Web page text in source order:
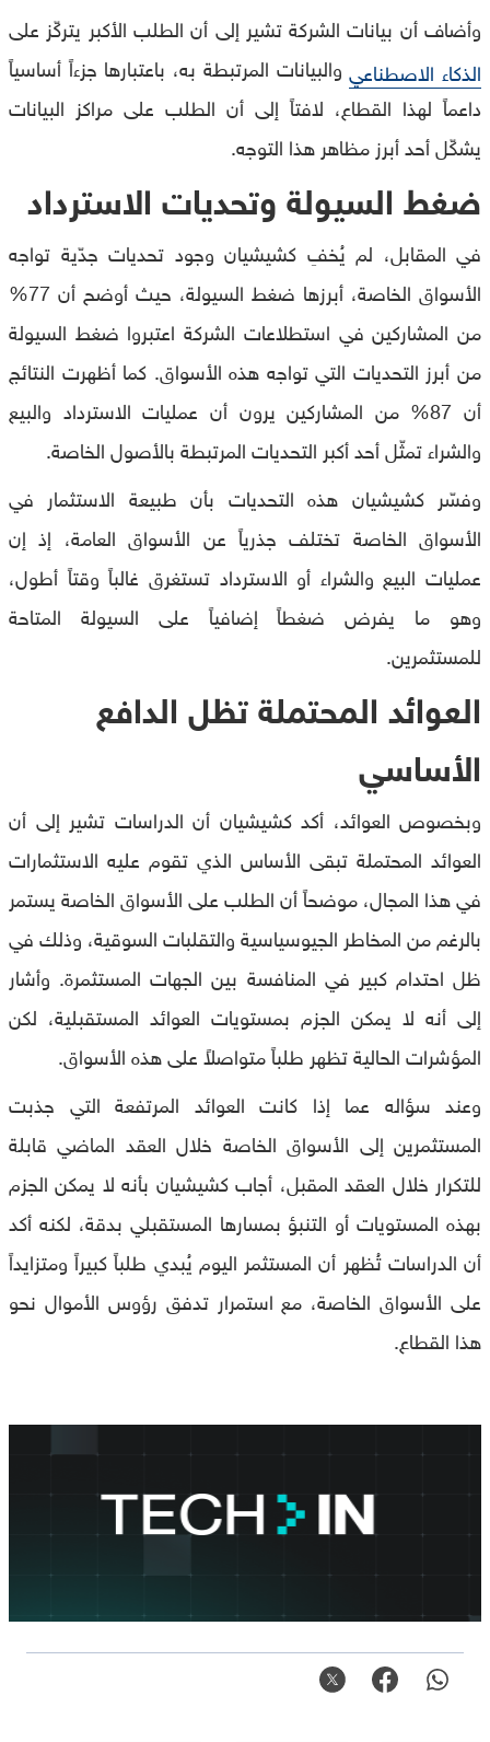
وأضاف أن بيانات الشركة تشير إلى أن الطلب الأكبر يتركّز على
الذكاء الاصطناعي والبيانات المرتبطة به، باعتبارها جزءاً أساسياً
داعماً لهذا القطاع، لافتاً إلى أن الطلب على مراكز البيانات
يشكّل أحد أبرز مظاهر هذا التوجه.
ضغط السيولة وتحديات الاسترداد
في المقابل، لم يُخفِ كشيشيان وجود تحديات جدّية تواجه
الأسواق الخاصة، أبرزها ضغط السيولة، حيث أوضح أن 77%
من المشاركين في استطلاعات الشركة اعتبروا ضغط السيولة
من أبرز التحديات التي تواجه هذه الأسواق. كما أظهرت النتائج
أن 87% من المشاركين يرون أن عمليات الاسترداد والبيع
والشراء تمثّل أحد أكبر التحديات المرتبطة بالأصول الخاصة.
وفسّر كشيشيان هذه التحديات بأن طبيعة الاستثمار في
الأسواق الخاصة تختلف جذرياً عن الأسواق العامة، إذ إن
عمليات البيع والشراء أو الاسترداد تستغرق غالباً وقتاً أطول،
وهو ما يفرض ضغطاً إضافياً على السيولة المتاحة
للمستثمرين.
العوائد المحتملة تظل الدافع
الأساسي
وبخصوص العوائد، أكد كشيشيان أن الدراسات تشير إلى أن
العوائد المحتملة تبقى الأساس الذي تقوم عليه الاستثمارات
في هذا المجال، موضحاً أن الطلب على الأسواق الخاصة يستمر
بالرغم من المخاطر الجيوسياسية والتقلبات السوقية، وذلك في
ظل احتدام كبير في المنافسة بين الجهات المستثمرة. وأشار
إلى أنه لا يمكن الجزم بمستويات العوائد المستقبلية، لكن
المؤشرات الحالية تظهر طلباً متواصلاً على هذه الأسواق.
وعند سؤاله عما إذا كانت العوائد المرتفعة التي جذبت
المستثمرين إلى الأسواق الخاصة خلال العقد الماضي قابلة
للتكرار خلال العقد المقبل، أجاب كشيشيان بأنه لا يمكن الجزم
بهذه المستويات أو التنبؤ بمسارها المستقبلي بدقة، لكنه أكد
أن الدراسات تُظهر أن المستثمر اليوم يُبدي طلباً كبيراً ومتزايداً
على الأسواق الخاصة، مع استمرار تدفق رؤوس الأموال نحو
هذا القطاع.